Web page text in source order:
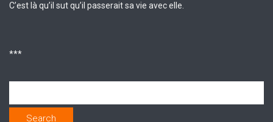
C’est là qu’il sut qu’il passerait sa vie avec elle.
***
for: